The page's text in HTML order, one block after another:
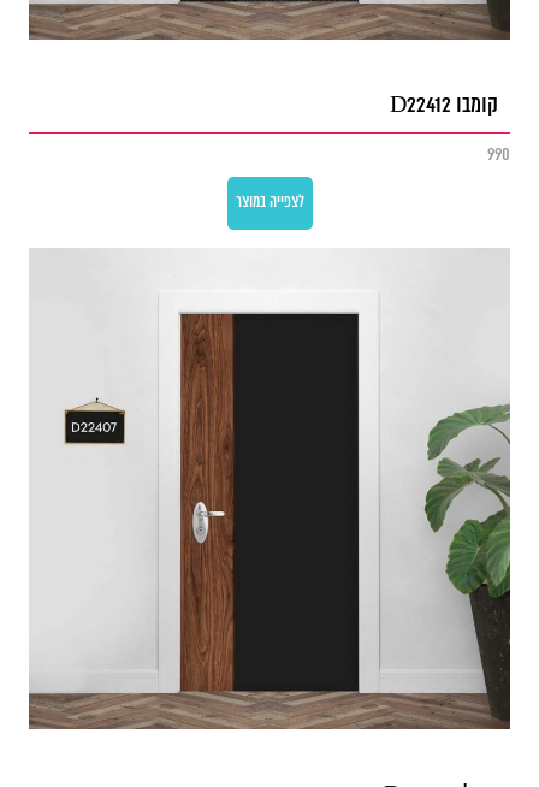
קומבו D22412
990
לצפייה במוצר